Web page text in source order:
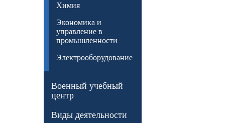
Химия
Экономика и
управление в
промышленности
Электрооборудование
Военный учебный
центр
Виды деятельности